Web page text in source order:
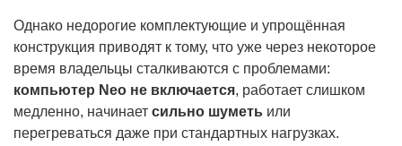
Однако недорогие комплектующие и упрощённая
конструкция приводят к тому, что уже через некоторое
время владельцы сталкиваются с проблемами:
компьютер Neo не включается, работает слишком
медленно, начинает сильно шуметь или
перегреваться даже при стандартных нагрузках.